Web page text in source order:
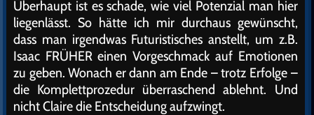
Überhaupt ist es schade, wie viel Potenzial man hier
liegenlässt. So hätte ich mir durchaus gewünscht,
dass man irgendwas Futuristisches anstellt, um z.B.
Isaac FRÜHER einen Vorgeschmack auf Emotionen
zu geben. Wonach er dann am Ende – trotz Erfolge –
die Komplettprozedur überraschend ablehnt. Und
nicht Claire die Entscheidung aufzwingt.